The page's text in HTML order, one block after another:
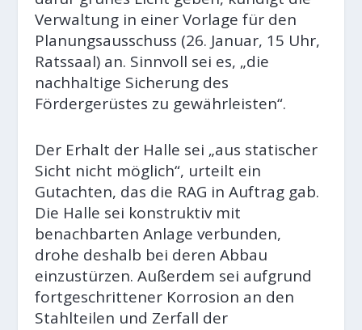
Verwaltung in einerVorlage für den
Planungsausschuss (26. Januar, 15 Uhr,
Ratssaal) an. Sinnvoll sei es, „die
nachhaltige Sicherung des
Fördergerüstes zu gewährleisten“.
Der Erhalt der Halle sei „aus statischer
Sicht nicht möglich“, urteilt ein
Gutachten, das die RAG in Auftrag gab.
Die Halle sei konstruktiv mit
benachbarten Anlage verbunden,
drohe deshalb bei deren Abbau
einzustürzen. Außerdem sei aufgrund
fortgeschrittener Korrosion an den
Stahlteilen und Zerfall der